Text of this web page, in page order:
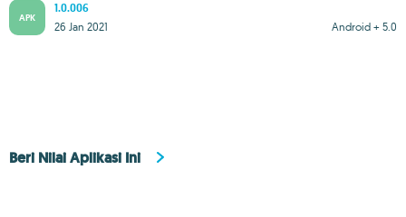
APK
1.0.006
Android + 5.0
26 Jan 2021
Beri Nilai Aplikasi Ini